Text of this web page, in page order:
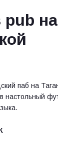
pub на
паб на
настольный